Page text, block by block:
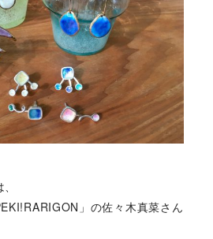
」の佐々木真菜さん